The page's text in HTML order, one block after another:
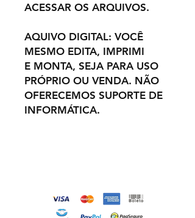
ACESSAR OS ARQUIVOS.
AQUIVO DIGITAL: VOCÊ
MESMO EDITA, IMPRIMI
E MONTA, SEJA PARA USO
PRÓPRIO OU VENDA. NÃO
OFERECEMOS SUPORTE DE
INFORMÁTICA.